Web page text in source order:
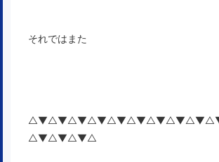
それではまた
△▼△▼△▼△